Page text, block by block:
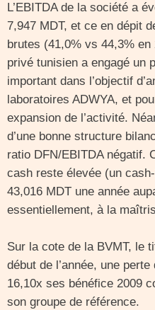
L’EBITDA de la société a
7,947 MDT, et ce en dépit
brutes (41,0% vs 44,3%
privé tunisien a engagé un
important dans l’objectif
laboratoires ADWYA, et
expansion de l’activité.
d’une bonne structure
ratio DFN/EBITDA négatif.
cash reste élevée (un
43,016 MDT une année
essentiellement, à la
Sur la cote de la BVMT, le
début de l’année, une
16,10x ses bénéfice 2009
son groupe de référence.